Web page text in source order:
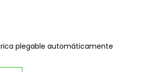
plegable automáticamente